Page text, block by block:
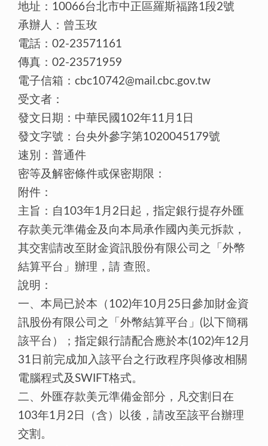
地址：10066台北市中正區羅斯福路1段2號
承辦人：曾玉玫
電話：02-23571161
傳真：02-23571959
電子信箱：cbc10742@mail.cbc.gov.tw
受文者：
發文日期：中華民國102年11月1日
發文字號：台央外參字第1020045179號
速別：普通件
密等及解密條件或保密期限：
附件：
主旨：自103年1月2日起，指定銀行提存外匯
存款美元準備金及向本局承作國內美元拆款，
其交割請改至財金資訊股份有限公司之「外幣
結算平台」辦理，請 查照。
說明：
一、本局已於本（102)年10月25日參加財金資
訊股份有限公司之「外幣結算平台」(以下簡稱
該平台）；指定銀行請配合應於本(102)年12月
31日前完成加入該平台之行政程序與修改相關
電腦程式及SWIFT格式。
二、外匯存款美元準備金部分，凡交割日在
103年1月2日（含）以後，請改至該平台辦理
交割。